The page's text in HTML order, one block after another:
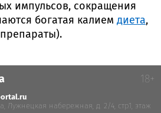
импульсов, сокращения
богатая калием диета,
18+
Лужнецкая набережная, д. 2/4, стр.1, этаж